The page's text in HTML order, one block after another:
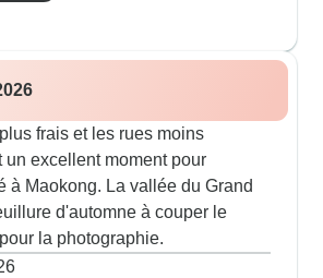
frais et les rues moins
un excellent moment pour
à Maokong. La vallée du Grand
d'automne à couper le
la photographie.